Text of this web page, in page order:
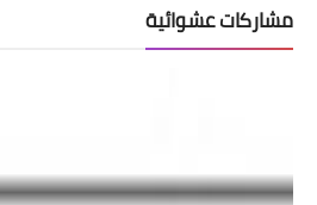
مشاركات عشوائية